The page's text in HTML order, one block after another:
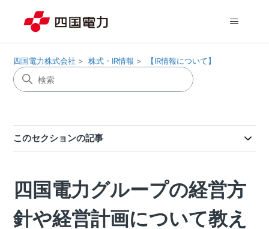
四国電力株式会社 株式・IR情報 【IR情報について】
このセクションの記事
四国電力グループの経営方
針や経営計画について教え